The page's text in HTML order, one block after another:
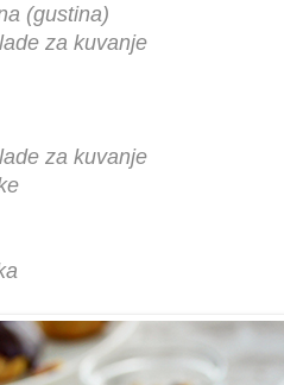
(gustina)
za kuvanje
za kuvanje